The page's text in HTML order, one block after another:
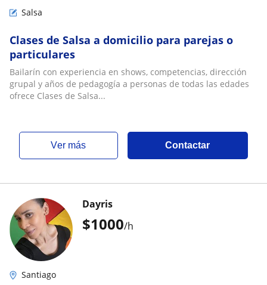
Salsa
Clases de Salsa a domicilio para parejas o
particulares
Bailarín con experiencia en shows, competencias, dirección
grupal y años de pedagogía a personas de todas las edades
ofrece Clases de Salsa...
ver más Contactar
$1000/h
Dayris
Santiago